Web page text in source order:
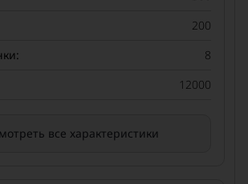
200
8
12000
все характеристики